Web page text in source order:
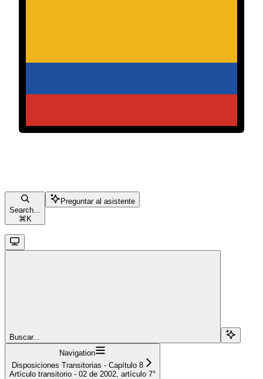
Search...
⌘ K
Preguntar al asistente
Buscar...
Navigation
Disposiciones Transitorias - Capítulo 8
Artículo transitorio - 02 de 2002, artículo 7°